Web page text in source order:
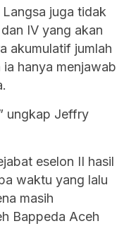
juga tidak
IV yang akan
akumulatif jumlah
hanya menjawab
ungkap Jeffry
eselon II hasil
waktu yang lalu
masih
Bappeda Aceh